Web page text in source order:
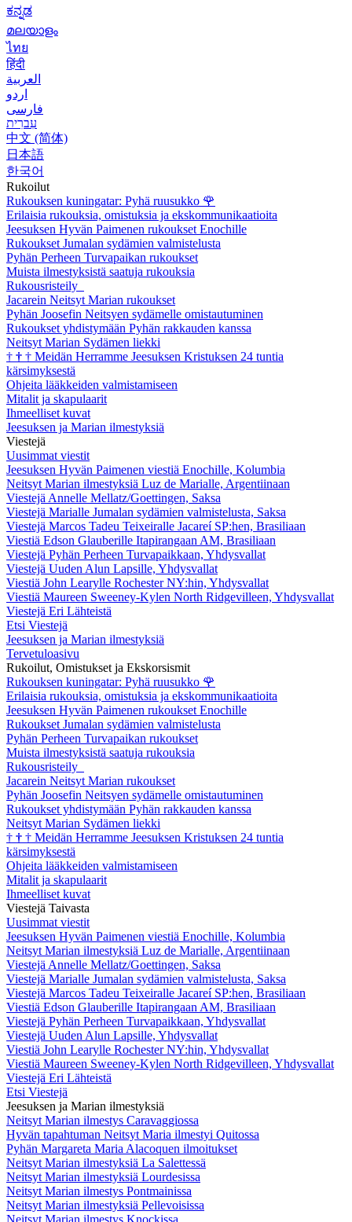
ಕನ್ನಡ
മലയാളം
ไทย
हिंदी
العربية
اردو
فارسی
עִברִית
中文 (简体)
日本語
한국어
Rukoilut
Rukouksen kuningatar: Pyhä ruusukko 🌹
Erilaisia rukouksia, omistuksia ja ekskommunikaatioita
Jeesuksen Hyvän Paimenen rukoukset Enochille
Rukoukset Jumalan sydämien valmistelusta
Pyhän Perheen Turvapaikan rukoukset
Muista ilmestyksistä saatuja rukouksia
Rukousristeily
Jacarein Neitsyt Marian rukoukset
Pyhän Joosefin Neitsyen sydämelle omistautuminen
Rukoukset yhdistymään Pyhän rakkauden kanssa
Neitsyt Marian Sydämen liekki
† † † Meidän Herramme Jeesuksen Kristuksen 24 tuntia
kärsimyksestä
Ohjeita lääkkeiden valmistamiseen
Mitalit ja skapulaarit
Ihmeelliset kuvat
Jeesuksen ja Marian ilmestyksiä
Viestejä
Uusimmat viestit
Jeesuksen Hyvän Paimenen viestiä Enochille, Kolumbia
Neitsyt Marian ilmestyksiä Luz de Marialle, Argentiinaan
Viestejä Annelle Mellatz/Goettingen, Saksa
Viestejä Marialle Jumalan sydämien valmistelusta, Saksa
Viestejä Marcos Tadeu Teixeiralle Jacareí SP:hen, Brasiliaan
Viestiä Edson Glauberille Itapirangaan AM, Brasiliaan
Viestejä Pyhän Perheen Turvapaikkaan, Yhdysvallat
Viestejä Uuden Alun Lapsille, Yhdysvallat
Viestiä John Learylle Rochester NY:hin, Yhdysvallat
Viestiä Maureen Sweeney-Kylen North Ridgevilleen, Yhdysvallat
Viestejä Eri Lähteistä
Etsi Viestejä
Jeesuksen ja Marian ilmestyksiä
Tervetuloasivu
Rukoilut, Omistukset ja Ekskorsismit
Rukouksen kuningatar: Pyhä ruusukko 🌹
Erilaisia rukouksia, omistuksia ja ekskommunikaatioita
Jeesuksen Hyvän Paimenen rukoukset Enochille
Rukoukset Jumalan sydämien valmistelusta
Pyhän Perheen Turvapaikan rukoukset
Muista ilmestyksistä saatuja rukouksia
Rukousristeily
Jacarein Neitsyt Marian rukoukset
Pyhän Joosefin Neitsyen sydämelle omistautuminen
Rukoukset yhdistymään Pyhän rakkauden kanssa
Neitsyt Marian Sydämen liekki
† † † Meidän Herramme Jeesuksen Kristuksen 24 tuntia
kärsimyksestä
Ohjeita lääkkeiden valmistamiseen
Mitalit ja skapulaarit
Ihmeelliset kuvat
Viestejä Taivasta
Uusimmat viestit
Jeesuksen Hyvän Paimenen viestiä Enochille, Kolumbia
Neitsyt Marian ilmestyksiä Luz de Marialle, Argentiinaan
Viestejä Annelle Mellatz/Goettingen, Saksa
Viestejä Marialle Jumalan sydämien valmistelusta, Saksa
Viestejä Marcos Tadeu Teixeiralle Jacareí SP:hen, Brasiliaan
Viestiä Edson Glauberille Itapirangaan AM, Brasiliaan
Viestejä Pyhän Perheen Turvapaikkaan, Yhdysvallat
Viestejä Uuden Alun Lapsille, Yhdysvallat
Viestiä John Learylle Rochester NY:hin, Yhdysvallat
Viestiä Maureen Sweeney-Kylen North Ridgevilleen, Yhdysvallat
Viestejä Eri Lähteistä
Etsi Viestejä
Jeesuksen ja Marian ilmestyksiä
Neitsyt Marian ilmestys Caravaggiossa
Hyvän tapahtuman Neitsyt Maria ilmestyi Quitossa
Pyhän Margareta Maria Alacoquen ilmoitukset
Neitsyt Marian ilmestyksiä La Salettessä
Neitsyt Marian ilmestyksiä Lourdesissa
Neitsyt Marian ilmestys Pontmainissa
Neitsyt Marian ilmestyksiä Pellevoisissa
Neitsyt Marian ilmestys Knockissa